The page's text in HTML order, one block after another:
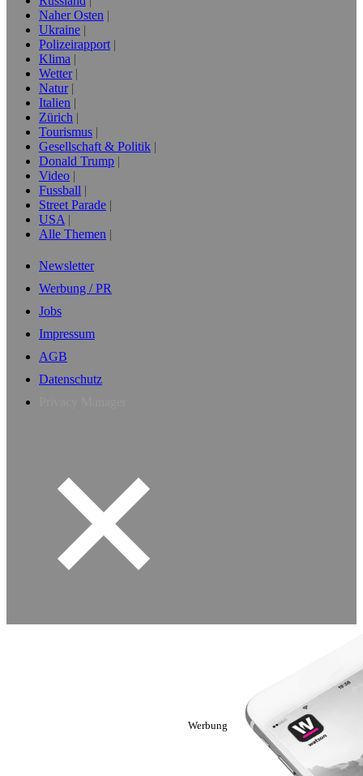
Naher Osten
Ukraine
Polizeirapport
Klima
Wetter
Natur
Italien
Zürich
Tourismus
Gesellschaft & Politik
Donald Trump
Video
Fussball
Street Parade
USA
Alle Themen
Newsletter
Werbung / PR
Jobs
Impressum
AGB
Datenschutz